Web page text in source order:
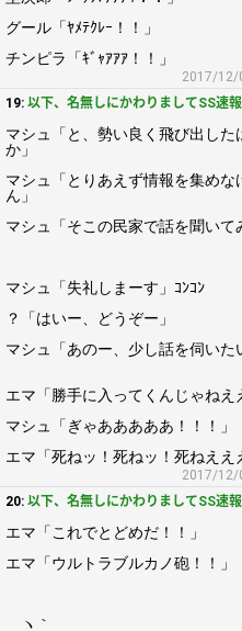
グール「ﾔﾒﾃｸﾚｰ！！」
チンピラ「ｷﾞｬｱｱｱ！！」
2017/12/
19: 以下、名無しにかわりましてSS速
マシュ「と、勢い良く飛び出し
か」
マシュ「とりあえず情報を集め
ん」
マシュ「そこの民家で話を聞いて
マシュ「失礼しまーす」ｺﾝｺﾝ
？「はいー、どうぞー」
マシュ「あのー、少し話を伺い
エマ「勝手に入ってくんじゃねえ
マシュ「ぎゃあああああ！！！」
エマ「死ねッ！死ねッ！死ねええ
2017/12/
20: 以下、名無しにかわりましてSS速
エマ「これでとどめだ！！」
エマ「ウルトラブルカノ砲！！」
ヽ｀